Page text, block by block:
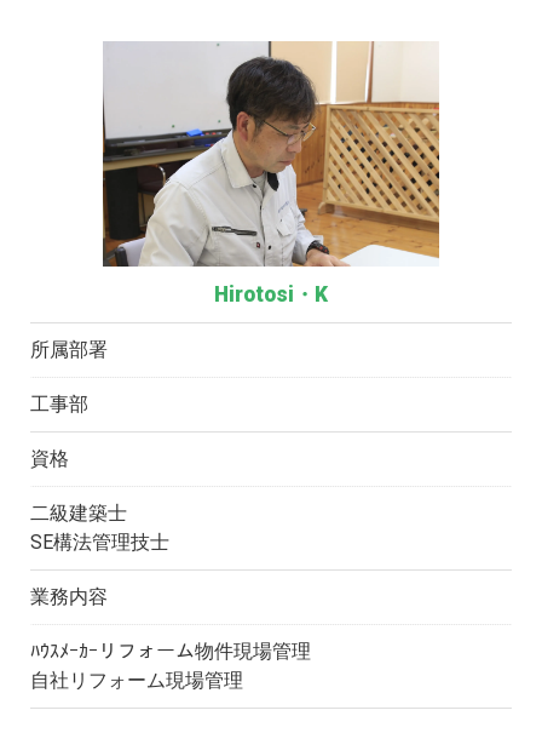
Hirotosi・K
所属部署
工事部
資格
二級建築士
SE構法管理技士
業務内容
ﾊｳｽﾒｰｶｰリフォーム物件現場管理
自社リフォーム現場管理